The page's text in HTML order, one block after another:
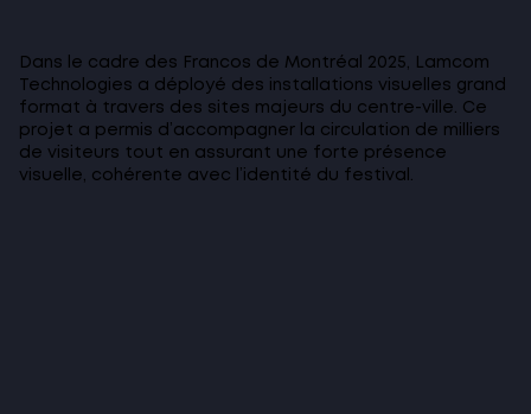
Dans le cadre des Francos de Montréal 2025, Lamcom
Technologies a déployé des installations visuelles grand
format à travers des sites majeurs du centre-ville. Ce
projet a permis d’accompagner la circulation de milliers
de visiteurs tout en assurant une forte présence
visuelle, cohérente avec l’identité du festival.